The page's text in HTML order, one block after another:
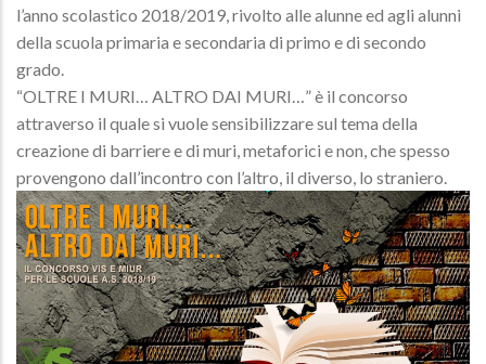
l’anno scolastico 2018/2019, rivolto alle alunne ed agli alunni
della scuola primaria e secondaria di primo e di secondo
grado.
“OLTRE I MURI… ALTRO DAI MURI…” è il concorso
attraverso il quale si vuole sensibilizzare sul tema della
creazione di barriere e di muri, metaforici e non, che spesso
provengono dall’incontro con l’altro, il diverso, lo straniero.